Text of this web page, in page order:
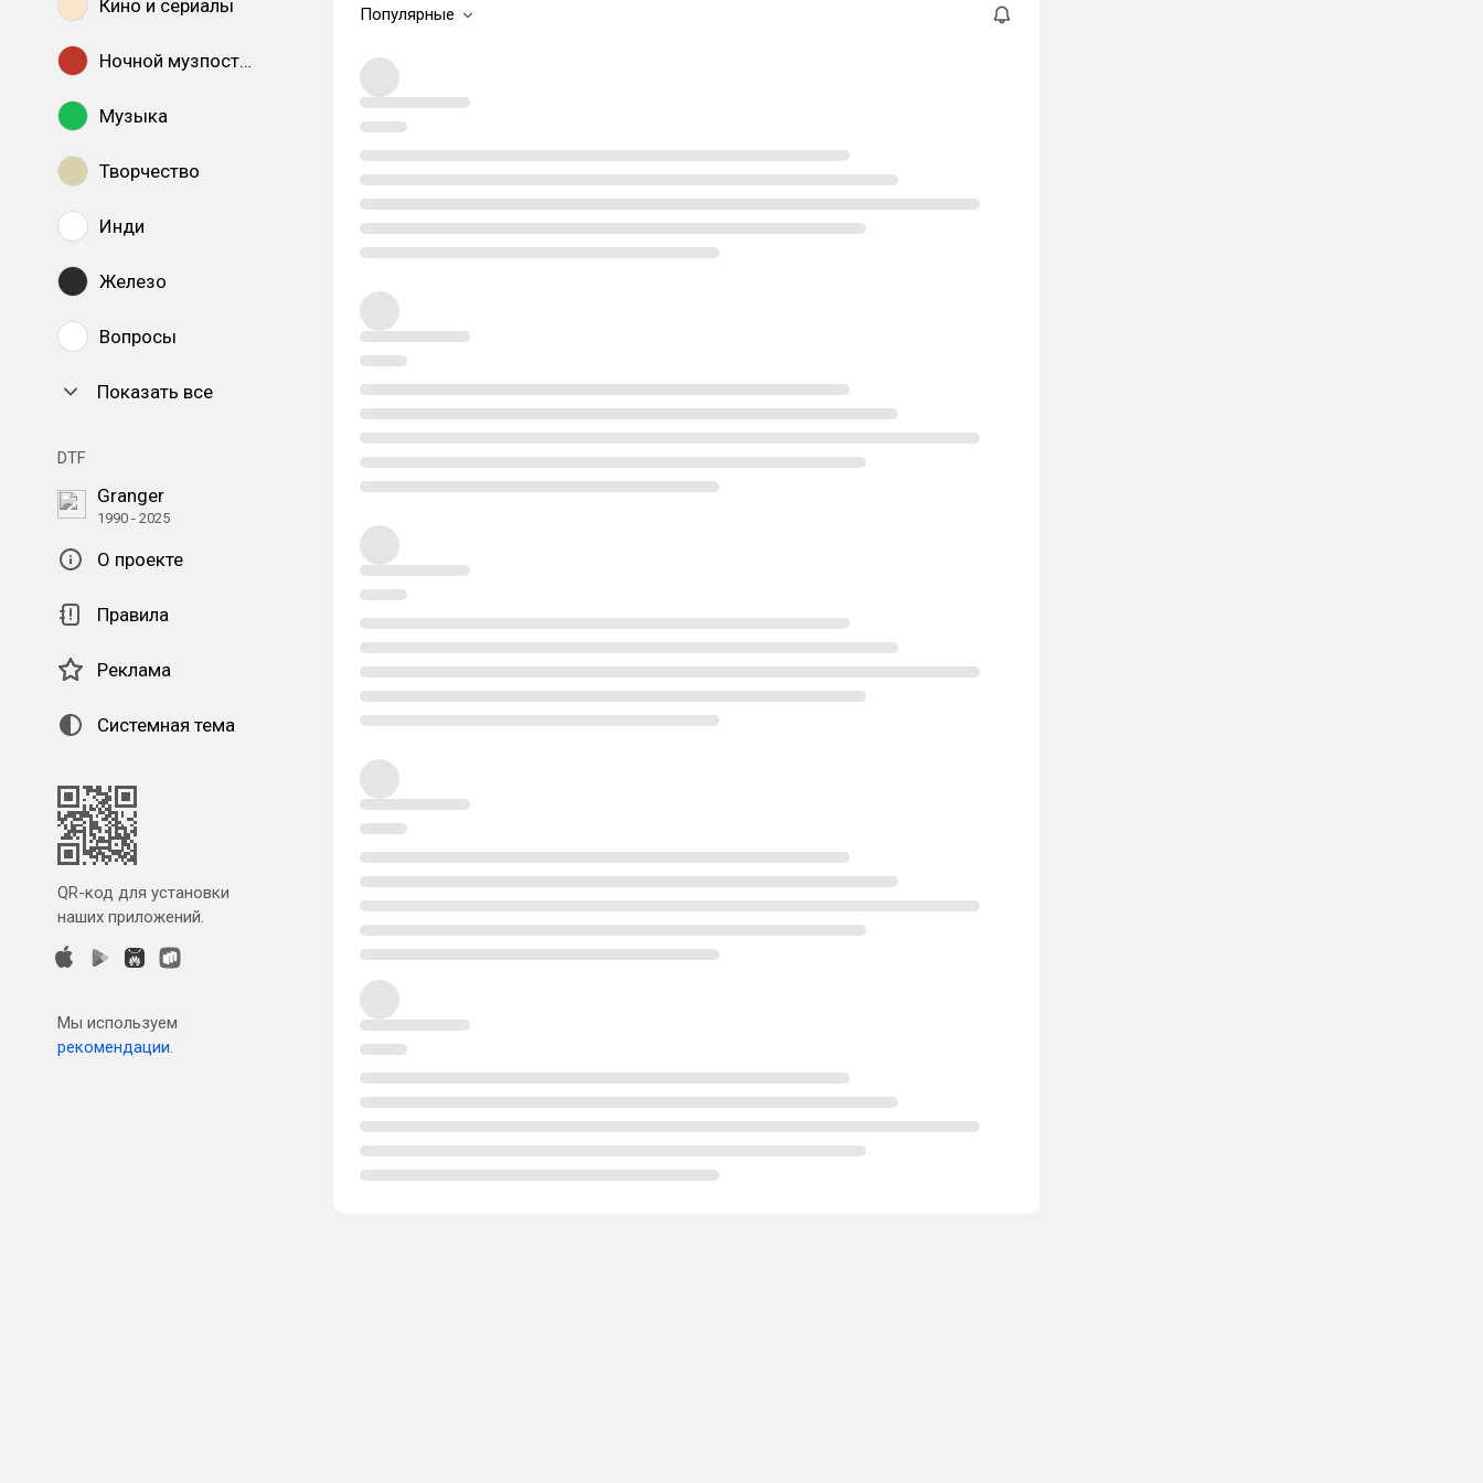
Кино и сериалы
Ночной музпостинг
Музыка
Творчество
Инди
Железо
Вопросы
Показать все
DTF
Granger
1990 - 2025
О проекте
Правила
Реклама
Системная тема
QR-код для установки
наших приложений.
Мы используем
рекомендации.
Популярные